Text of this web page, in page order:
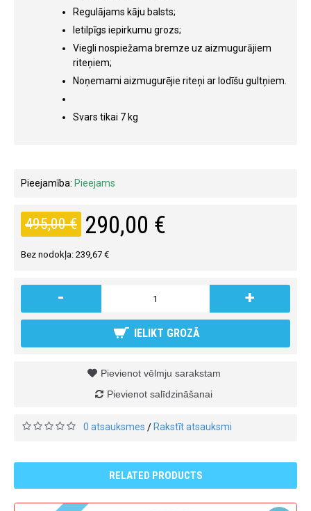
Regulājams kāju balsts;
Ietilpīgs iepirkumu grozs;
Viegli nospiežama bremze uz aizmugurājiem
riteņiem;
Noņemami aizmugurējie riteņi ar lodīšu gultņiem.
Svars tikai 7 kg
Pieejamība: Pieejams
495,00 € 290,00 €
Bez nodokļa: 239,67 €
- +
IELIKT GROZĀ
Pievienot vēlmju sarakstam
Pievienot salīdzināšanai
0 atsauksmes / Rakstīt atsauksmi
RELATED PRODUCTS